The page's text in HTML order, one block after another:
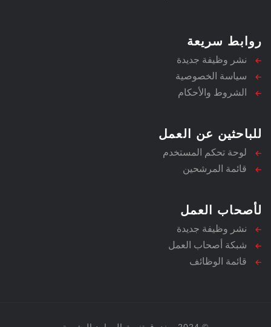
روابط سريعة
نشر وظيفة جديدة
سياسة الخصوصية
الشروط والأحكام
للباحثين عن العمل
لوحة تحكم المستخدم
قائمة المرشحين
لأصحاب العمل
نشر وظيفة جديدة
شبكة أصحاب العمل
قائمة الوظائف